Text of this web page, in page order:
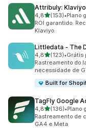
Attribuly:
4,8de 5 estrelas
(153)
153 avaliações ao
•Plano
ROI garantido.
Klaviyo.
Littledata ‑ The
4,8de 5 estrelas
(123)
123 avaliações ao
•Grátis
Rastreamento do
necessidade de
Built for
TagFly Google
4,8de 5 estrelas
(136)
136 avaliações ao
•Plano
Rastreamento de
GA4 e Meta